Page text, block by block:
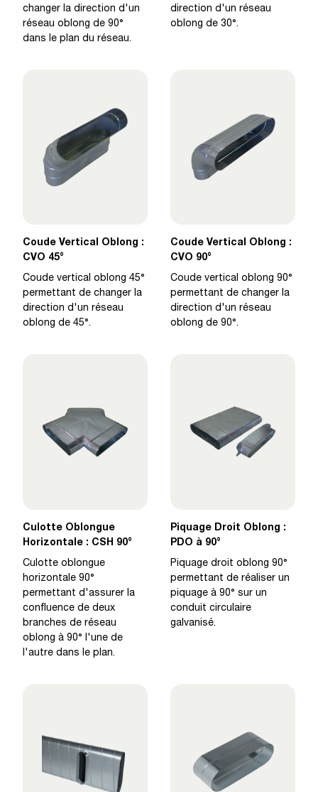
changer la direction d'un
réseau oblong de 90°
dans le plan du réseau.
direction d'un réseau
oblong de 30°.
Coude Vertical Oblong :
CVO 45°
Coude vertical oblong 45°
permettant de changer la
direction d'un réseau
oblong de 45°.
Coude Vertical Oblong :
CVO 90°
Coude vertical oblong 90°
permettant de changer la
direction d'un réseau
oblong de 90°.
Culotte Oblongue
Horizontale : CSH 90°
Culotte oblongue
horizontale 90°
permettant d'assurer la
confluence de deux
branches de réseau
oblong à 90° l'une de
l'autre dans le plan.
Piquage Droit Oblong :
PDO à 90°
Piquage droit oblong 90°
permettant de réaliser un
piquage à 90° sur un
conduit circulaire
galvanisé.